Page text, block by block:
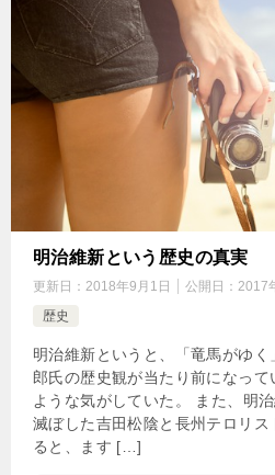
明治維新という歴史の真実
更新日： 2018年9月1日 公開日： 2017
歴史
明治維新というと、「竜馬がゆ
郎氏の歴史観が当たり前になって
ような気がしていた。 また、明
滅ぼした吉田松陰と長州テロリ
ると、ます […]